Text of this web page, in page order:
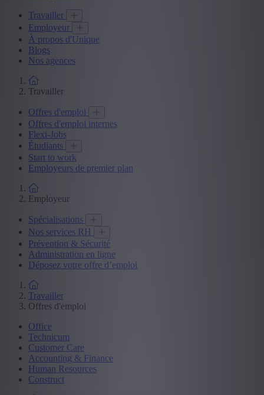
Travailler
Employeur
À propos d'Unique
Blogs
Nos agences
Travailler
Offres d'emploi
Offres d'emploi internes
Flexi-Jobs
Étudiants
Start to work
Employeurs de premier plan
Employeur
Spécialisations
Nos services RH
Prévention & Sécurité
Administration en ligne
Déposez votre offre d’emploi
Travailler
Offres d'emploi
Office
Technicum
Customer Care
Accounting & Finance
Human Resources
Construct